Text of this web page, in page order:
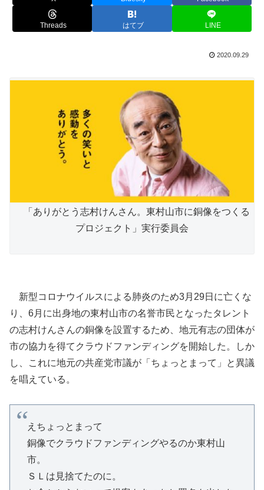
Threads はてブ LINE
2020.09.29
「ありがとう志村けんさん。東村山市に銅像をつくる
プロジェクト」実行委員会
新型コロナウイルスによる肺炎のため3月29日に亡くな
り、6月に出身地の東村山市の名誉市民となったタレント
の志村けんさんの銅像を設置するため、地元有志の団体が
市の協力を得てクラウドファンディングを開始した。しか
し、これに地元の共産党市議が「ちょっとまって」と異議
を唱えている。
えちょっとまって
銅像でクラウドファンディングやるのか東村山
市。
ＳＬは見捨てたのに。